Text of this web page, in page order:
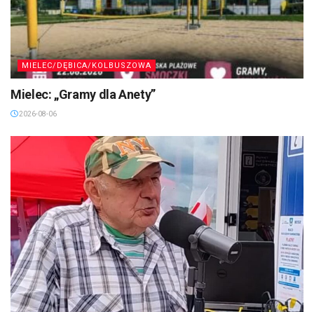
MIELEC/DĘBICA/KOLBUSZOWA
Mielec: „Gramy dla Anety”
2026-08-06